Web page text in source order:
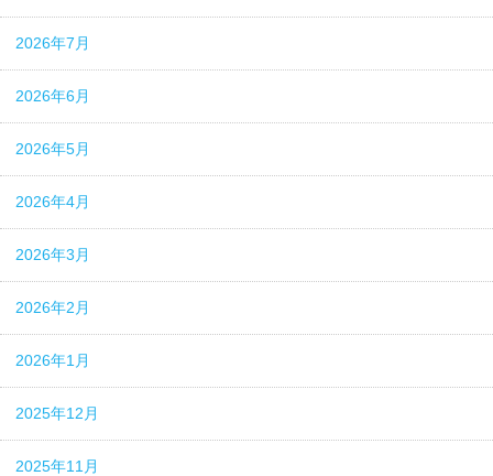
2026年7月
2026年6月
2026年5月
2026年4月
2026年3月
2026年2月
2026年1月
2025年12月
2025年11月